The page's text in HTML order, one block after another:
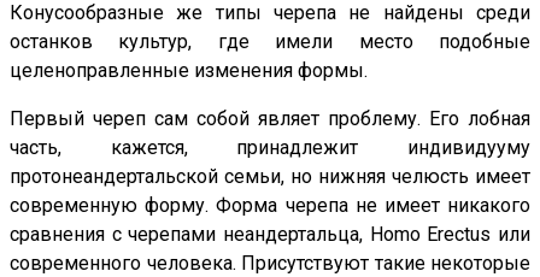
Конусообразные же типы черепа не найдены среди
останков культур, где имели место подобные
целеноправленные изменения формы.
Первый череп сам собой являет проблему. Его лобная
часть, кажется, принадлежит индивидууму
протонеандертальской семьи, но нижняя челюсть имеет
современную форму. Форма черепа не имеет никакого
сравнения с черепами неандертальца, Homo Erectus или
современного человека. Присутствуют такие некоторые